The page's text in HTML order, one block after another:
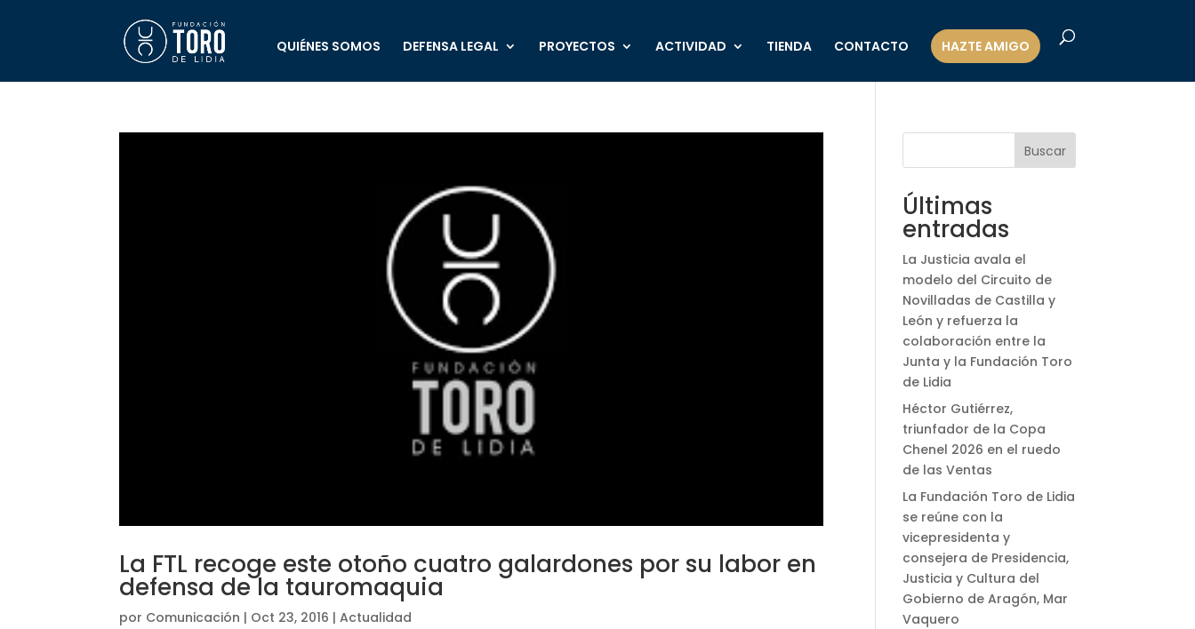
QUIÉNES SOMOS DEFENSA LEGAL PROYECTOS ACTIVIDAD TIENDA CONTACTO HAZTE AMIGO
La FTL recoge este otoño cuatro galardones por su labor en
defensa de la tauromaquia
por Comunicación | Oct 23, 2016 |Actualidad
Buscar
Últimas
entradas
La Justicia avala el
modelo del Circuito de
Novilladas de Castilla y
León y refuerza la
colaboración entre la
Junta y la Fundación Toro
de Lidia
Héctor Gutiérrez,
triunfador de la Copa
Chenel 2026 en el ruedo
de las Ventas
La Fundación Toro de Lidia
se reúne con la
vicepresidenta y
consejera de Presidencia,
Justicia y Cultura del
Gobierno de Aragón, Mar
Vaquero